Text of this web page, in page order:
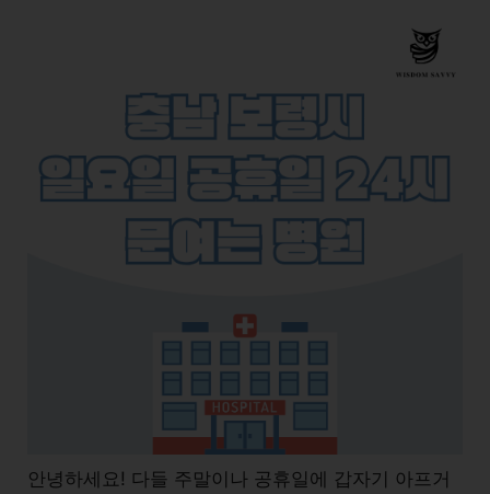
안녕하세요! 다들 주말이나 공휴일에 갑자기 아프거